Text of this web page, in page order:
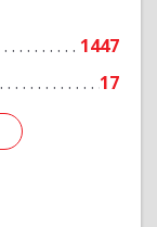
1447
17